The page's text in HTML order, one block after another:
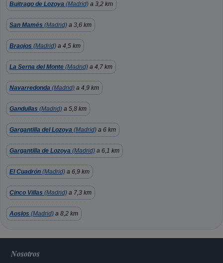
Buitrago de Lozoya (Madrid) a 3,2 km
San Mamés (Madrid) a 3,6 km
Braojos (Madrid) a 4,5 km
La Serna del Monte (Madrid) a 4,7 km
Navarredonda (Madrid) a 4,9 km
Gandullas (Madrid) a 5,8 km
Gargantilla del Lozoya (Madrid) a 6 km
Gargantilla de Lozoya (Madrid) a 6,1 km
El Cuadrón (Madrid) a 6,9 km
Cinco Villas (Madrid) a 7,3 km
Aoslos (Madrid) a 8,2 km
Nosotros